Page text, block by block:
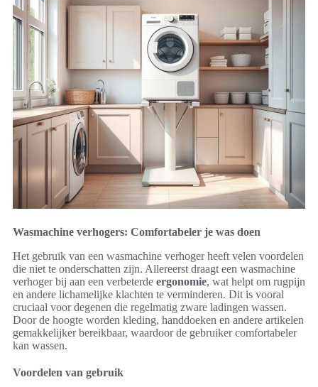
Wasmachine verhogers: Comfortabeler je was doen
Het gebruik van een wasmachine verhoger heeft velen voordelen
die niet te onderschatten zijn. Allereerst draagt een wasmachine
verhoger bij aan een verbeterde ergonomie, wat helpt om rugpijn
en andere lichamelijke klachten te verminderen. Dit is vooral
cruciaal voor degenen die regelmatig zware ladingen wassen.
Door de hoogte worden kleding, handdoeken en andere artikelen
gemakkelijker bereikbaar, waardoor de gebruiker comfortabeler
kan wassen.
Voordelen van gebruik